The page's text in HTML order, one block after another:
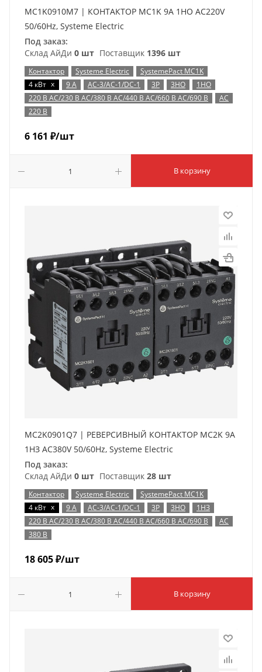
MC1K0910M7 | КОНТАКТОР MC1K 9A 1НО AC220V
50/60Hz, Systeme Electric
Под заказ:
Склад АйДи 0 шт Поставщик 1396 шт
Контактор Systeme Electric
SystemePact MC1K
4 кВт x 9 А AC-3/AC-1/DC-1 3P 3НО
1НО
220 В AC/230 В AC/380 В AC/440 В AC/660 В AC/690 В
AC
220 В
6 161 ₽/шт
В корзину
MC2K0901Q7 | РЕВЕРСИВНЫЙ КОНТАКТОР MC2K 9A
1НЗ AC380V 50/60Hz, Systeme Electric
Под заказ:
Склад АйДи 0 шт Поставщик 28 шт
Контактор Systeme Electric
SystemePact MC1K
4 кВт x 9 А AC-3/AC-1/DC-1 3P 3НО
1НЗ
220 В AC/230 В AC/380 В AC/440 В AC/660 В AC/690 В
AC
380 В
18 605₽/шт
В корзину